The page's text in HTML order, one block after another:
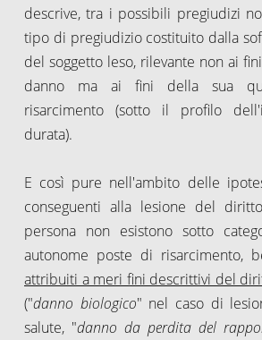
descrive, tra i possibili pregiudizi
tipo di pregiudizio costituito dalla
del soggetto leso, rilevante non ai
danno ma ai fini della sua
risarcimento (sotto il profilo
durata).
E così pure nell'ambito delle
conseguenti alla lesione del
persona non esistono sotto
autonome poste di risarcimento,
attribuiti a meri fini descrittivi del
("danno biologico" nel caso di
salute, "danno da perdita del